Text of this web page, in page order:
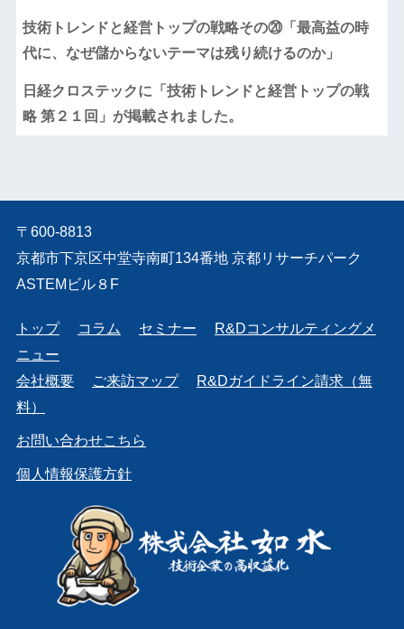
技術トレンドと経営トップの戦略その⑳「最高益の時
代に、なぜ儲からないテーマは残り続けるのか」
日経クロステックに「技術トレンドと経営トップの戦
略 第２１回」が掲載されました。
〒600-8813
京都市下京区中堂寺南町134番地 京都リサーチパーク
ASTEMビル８F
トップ コラム セミナー
R&Dコンサルティングメ
ニュー
会社概要
ご来訪マップ
R&Dガイドライン請求（無
料）
お問い合わせこちら
個人情報保護方針